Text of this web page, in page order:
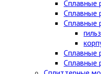
Сплавные
Сплавные
Сплавные
Сплавные
Сплавные